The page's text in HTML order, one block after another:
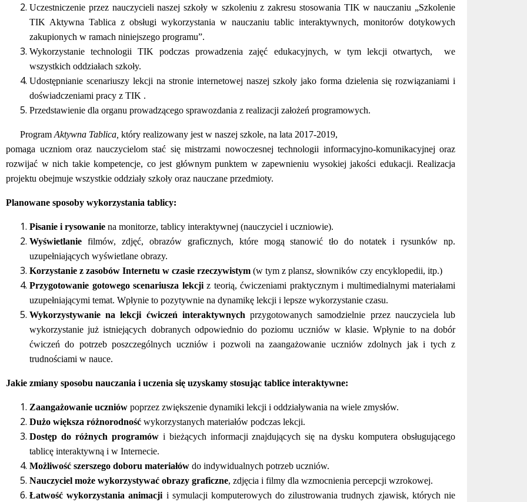
Uczestniczenie przez nauczycieli naszej szkoły w szkoleniu z zakresu stosowania TIK w nauczaniu „Szkolenie
TIK Aktywna Tablica z obsługi wykorzystania w nauczaniu tablic interaktywnych, monitorów dotykowych
zakupionych w ramach niniejszego programu”.
Wykorzystanie technologii TIK podczas prowadzenia zajęć edukacyjnych, w tym lekcji otwartych, we
wszystkich oddziałach szkoły.
Udostępnianie scenariuszy lekcji na stronie internetowej naszej szkoły jako forma dzielenia się rozwiązaniami i
doświadczeniami pracy z TIK .
Przedstawienie dla organu prowadzącego sprawozdania z realizacji założeń programowych.
Program Aktywna Tablica, który realizowany jest w naszej szkole, na lata 2017-2019,
pomaga uczniom oraz nauczycielom stać się mistrzami nowoczesnej technologii informacyjno-komunikacyjnej oraz
rozwijać w nich takie kompetencje, co jest głównym punktem w zapewnieniu wysokiej jakości edukacji. Realizacja
projektu obejmuje wszystkie oddziały szkoły oraz nauczane przedmioty.
Planowane sposoby wykorzystania tablicy:
Pisanie i rysowanie na monitorze, tablicy interaktywnej (nauczyciel i uczniowie).
Wyświetlanie filmów, zdjęć, obrazów graficznych, które mogą stanowić tło do notatek i rysunków np.
uzupełniających wyświetlane obrazy.
Korzystanie z zasobów Internetu w czasie rzeczywistym (w tym z plansz, słowników czy encyklopedii, itp.)
Przygotowanie gotowego scenariusza lekcjiz teorią, ćwiczeniami praktycznym i multimedialnymi materiałami
uzupełniającymi temat. Wpłynie to pozytywnie na dynamikę lekcji i lepsze wykorzystanie czasu.
Wykorzystywanie na lekcji ćwiczeń interaktywnych przygotowanych samodzielnie przez nauczyciela lub
wykorzystanie już istniejących dobranych odpowiednio do poziomu uczniów w klasie. Wpłynie to na dobór
ćwiczeń do potrzeb poszczególnych uczniów i pozwoli na zaangażowanie uczniów zdolnych jak i tych z
trudnościami w nauce.
Jakie zmiany sposobu nauczania i uczenia się uzyskamy stosując tablice interaktywne:
Zaangażowanie uczniów poprzez zwiększenie dynamiki lekcji i oddziaływania na wiele zmysłów.
Dużo większa różnorodność wykorzystanych materiałów podczas lekcji.
Dostęp do różnych programówi bieżących informacji znajdujących się na dysku komputera obsługującego
tablicę interaktywną i w Internecie.
Możliwość szerszego doboru materiałów do indywidualnych potrzeb uczniów.
Nauczyciel może wykorzystywać obrazy graficzne, zdjęcia i filmy dla wzmocnienia percepcji wzrokowej.
Łatwość wykorzystania animacji i symulacji komputerowych do zilustrowania trudnych zjawisk, których nie